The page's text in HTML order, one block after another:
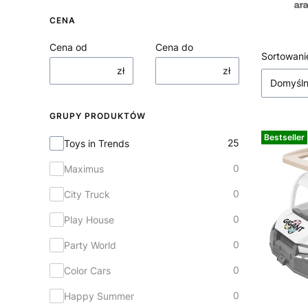
CENA
Cena od
zł
Cena do
zł
GRUPY PRODUKTÓW
Grupy produktów
Toys in Trends 25
Maximus 0
City Truck 0
Play House 0
Party World 0
Color Cars 0
Happy Summer 0
Lista
Bestseller